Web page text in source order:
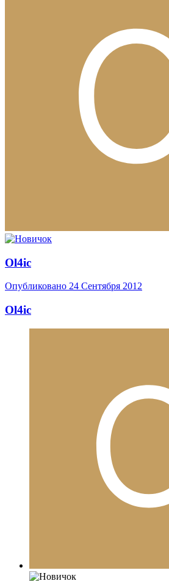
Ol4ic
Опубликовано 24 Сентября 2012
Ol4ic